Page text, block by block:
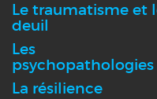
Le traumatisme et
deuil
Les
psychopathologies
La résilience